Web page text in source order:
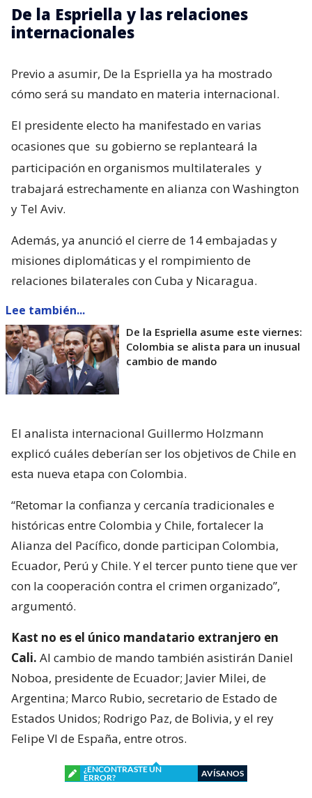
De la Espriella y las relaciones
internacionales
Previo a asumir, De la Espriella ya ha mostrado
cómo será su mandato en materia internacional.
El presidente electo ha manifestado en varias
ocasiones que su gobierno se replanteará la
participación en organismos multilaterales y
trabajará estrechamente en alianza con Washington
y Tel Aviv.
Además, ya anunció el cierre de 14 embajadas y
misiones diplomáticas y el rompimiento de
relaciones bilaterales con Cuba y Nicaragua.
Lee también...
De la Espriella asume este viernes:
Colombia se alista para un inusual
cambio de mando
El analista internacional Guillermo Holzmann
explicó cuáles deberían ser los objetivos de Chile en
esta nueva etapa con Colombia.
“Retomar la confianza y cercanía tradicionales e
históricas entre Colombia y Chile, fortalecer la
Alianza del Pacífico, donde participan Colombia,
Ecuador, Perú y Chile. Y el tercer punto tiene que ver
con la cooperación contra el crimen organizado”,
argumentó.
Kast no es el único mandatario extranjero en
Cali. Al cambio de mando también asistirán Daniel
Noboa, presidente de Ecuador; Javier Milei, de
Argentina; Marco Rubio, secretario de Estado de
Estados Unidos; Rodrigo Paz, de Bolivia, y el rey
Felipe VI de España, entre otros.
¿ENCONTRASTE UN
ERROR?
AVÍSANOS